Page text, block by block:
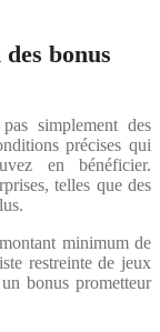
bonus
simplement des
précises qui
en bénéficier.
telles que des
minimum de
restreinte de jeux
bonus prometteur